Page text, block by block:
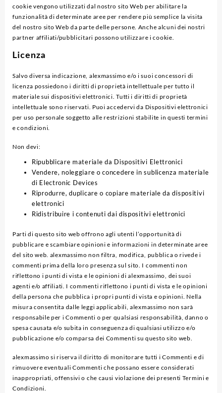
cookie vengono utilizzati dal nostro sito Web per abilitare la
funzionalità di determinate aree per rendere più semplice la visita
del nostro sito Web da parte delle persone. Anche alcuni dei nostri
partner affiliati/pubblicitari possono utilizzare i cookie.
Licenza
Salvo diversa indicazione, alexmassimo e/o i suoi concessori di
licenza possiedono i diritti di proprietà intellettuale per tutto il
materiale sui dispositivi elettronici. Tutti i diritti di proprietà
intellettuale sono riservati. Puoi accedervi da Dispositivi elettronici
per uso personale soggetto alle restrizioni stabilite in questi termini
e condizioni.
Non devi:
Ripubblicare materiale da Dispositivi Elettronici
Vendere, noleggiare o concedere in sublicenza materiale
di Electronic Devices
Riprodurre, duplicare o copiare materiale da dispositivi
elettronici
Ridistribuire i contenuti dai dispositivi elettronici
Parti di questo sito web offrono agli utenti l’opportunità di
pubblicare e scambiare opinioni e informazioni in determinate aree
del sito web. alexmassimo non filtra, modifica, pubblica o rivede i
commenti prima della loro presenza sul sito. I commenti non
riflettono i punti di vista e le opinioni di alexmassimo, dei suoi
agenti e/o affiliati. I commenti riflettono i punti di vista e le opinioni
della persona che pubblica i propri punti di vista e opinioni. Nella
misura consentita dalle leggi applicabili, alexmassimo non sarà
responsabile per i Commenti o per qualsiasi responsabilità, danno o
spesa causata e/o subita in conseguenza di qualsiasi utilizzo e/o
pubblicazione e/o comparsa dei Commenti su questo sito web.
alexmassimo si riserva il diritto di monitorare tutti i Commenti e di
rimuovere eventuali Commenti che possano essere considerati
inappropriati, offensivi o che causi violazione dei presenti Termini e
Condizioni.